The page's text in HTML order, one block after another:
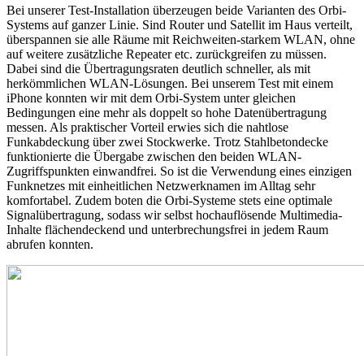
Bei unserer Test-Installation überzeugen beide Varianten des Orbi-
Systems auf ganzer Linie. Sind Router und Satellit im Haus verteilt,
überspannen sie alle Räume mit Reichweiten-starkem WLAN, ohne
auf weitere zusätzliche Repeater etc. zurückgreifen zu müssen.
Dabei sind die Übertragungsraten deutlich schneller, als mit
herkömmlichen WLAN-Lösungen. Bei unserem Test mit einem
iPhone konnten wir mit dem Orbi-System unter gleichen
Bedingungen eine mehr als doppelt so hohe Datenübertragung
messen. Als praktischer Vorteil erwies sich die nahtlose
Funkabdeckung über zwei Stockwerke. Trotz Stahlbetondecke
funktionierte die Übergabe zwischen den beiden WLAN-
Zugriffspunkten einwandfrei. So ist die Verwendung eines einzigen
Funknetzes mit einheitlichen Netzwerknamen im Alltag sehr
komfortabel. Zudem boten die Orbi-Systeme stets eine optimale
Signalübertragung, sodass wir selbst hochauflösende Multimedia-
Inhalte flächendeckend und unterbrechungsfrei in jedem Raum
abrufen konnten.